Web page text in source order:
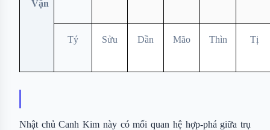
Vận
Tý Sửu Dần Mão Thìn Tị
Nhật chủ Canh Kim này có mối quan hệ hợp-phá giữa trụ